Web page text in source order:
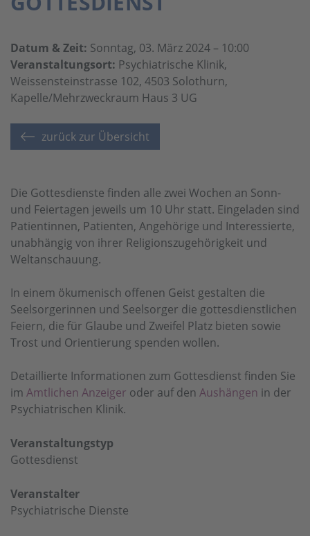
Datum & Zeit: Sonntag, 03. März 2024 – 10:00
Veranstaltungsort: Psychiatrische Klinik,
Weissensteinstrasse 102, 4503 Solothurn,
Kapelle/Mehrzweckraum Haus 3 UG
zurück zur Übersicht
Die Gottesdienste finden alle zwei Wochen an Sonn-
und Feiertagen jeweils um 10 Uhr statt. Eingeladen sind
Patientinnen, Patienten, Angehörige und Interessierte,
unabhängig von ihrer Religionszugehörigkeit und
Weltanschauung.
In einem ökumenisch offenen Geist gestalten die
Seelsorgerinnen und Seelsorger die gottesdienstlichen
Feiern, die für Glaube und Zweifel Platz bieten sowie
Trost und Orientierung spenden wollen.
Detaillierte Informationen zum Gottesdienst finden Sie
im Amtlichen Anzeiger oder auf den Aushängen in der
Psychiatrischen Klinik.
Veranstaltungstyp
Gottesdienst
Veranstalter
Psychiatrische Dienste